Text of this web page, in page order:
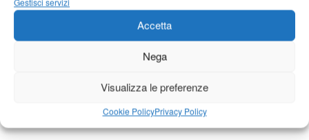
Accetta
Nega
Visualizza le preferenze
Cookie PolicyPrivacy Policy
Diretta NoiTv